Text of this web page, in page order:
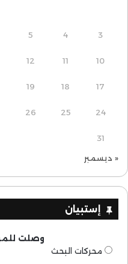
3
4
5
10
11
12
17
18
19
24
25
26
31
« ديسمبر
إستبيان
وصلت
محركات البحث